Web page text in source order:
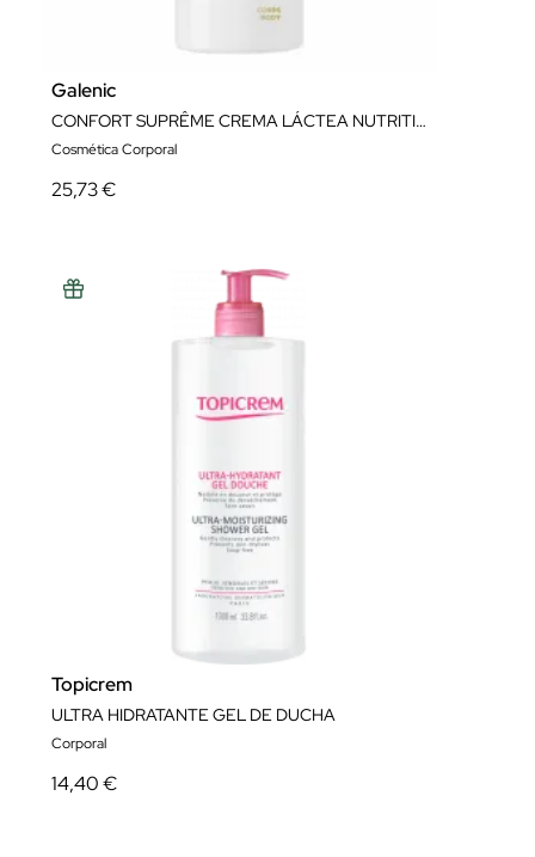
Galenic
CONFORT SUPRÊME CREMA LÁCTEA NUTRITIVA 400ML
Cosmética Corporal
25,73 €
Topicrem
ULTRA HIDRATANTE GEL DE DUCHA
Corporal
14,40 €